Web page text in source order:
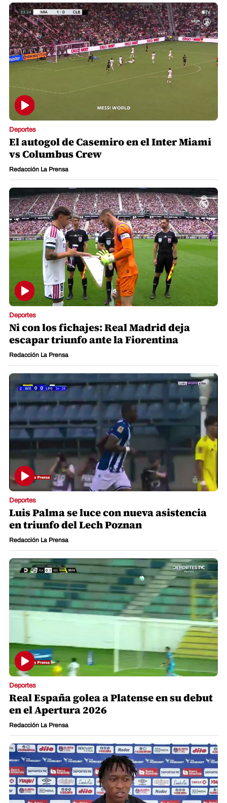
Deportes
El autogol de Casemiro en el Inter Miami
vs Columbus Crew
Redacción La Prensa
Deportes
Ni con los fichajes: Real Madrid deja
escapar triunfo ante la Fiorentina
Redacción La Prensa
Deportes
Luis Palma se luce con nueva asistencia
en triunfo del Lech Poznan
Redacción La Prensa
Deportes
Real España golea a Platense en su debut
en el Apertura 2026
Redacción La Prensa